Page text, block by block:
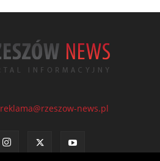
reklama@rzeszow-news.pl